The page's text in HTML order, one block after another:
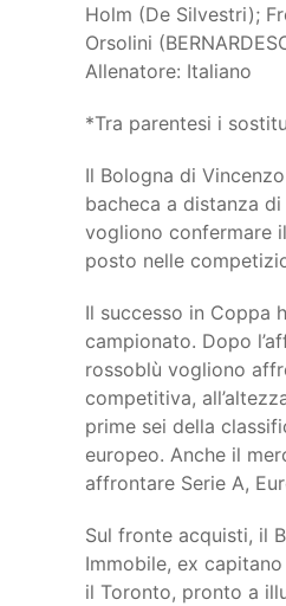
Holm (De Silvestri);
Orsolini
Allenatore: Italiano
*Tra parentesi i
Il Bologna di
bacheca a distanza
vogliono confermare
posto nelle
Il successo in Coppa
campionato. Dopo
rossoblù vogliono
competitiva,
prime sei della
europeo. Anche il
affrontare Serie A,
Sul fronte acquisti, il
Immobile, ex
il Toronto, pronto a